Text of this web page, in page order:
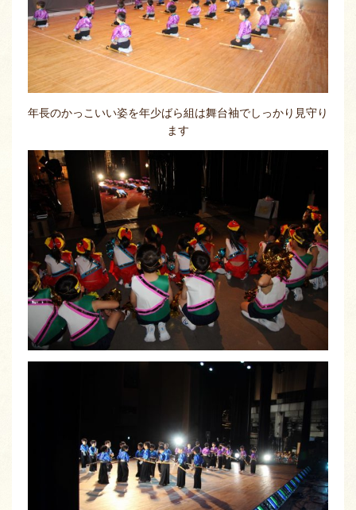
年長のかっこいい姿を年少ばら組は舞台袖でしっかり見守り
ます